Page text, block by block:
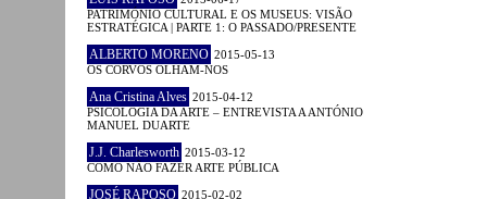
PATRIMÓNIO CULTURAL E OS MUSEUS: VISÃO
ESTRATÉGICA | PARTE 1: O PASSADO/PRESENTE
ALBERTO MORENO 2015-05-13
OS CORVOS OLHAM-NOS
Ana Cristina Alves 2015-04-12
PSICOLOGIA DA ARTE – ENTREVISTA A ANTÓNIO
MANUEL DUARTE
J.J. Charlesworth 2015-03-12
COMO NÃO FAZER ARTE PÚBLICA
JOSÉ RAPOSO 2015-02-02